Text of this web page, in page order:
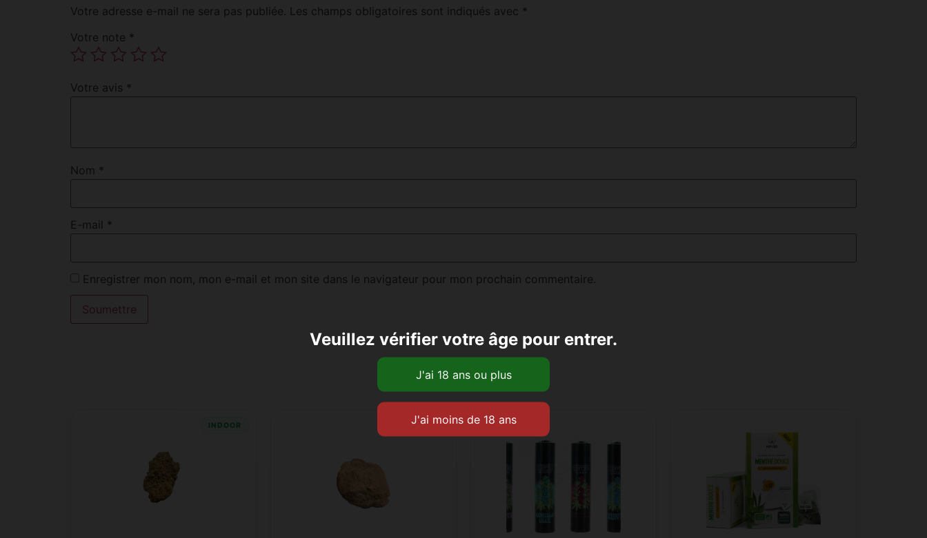
Votre adresse e-mail ne sera pas publiée. Les champs obligatoires sont indiqués avec *
Votre note *
Votre avis *
Nom *
E-mail *
Enregistrer mon nom, mon e-mail et mon site dans le navigateur pour mon prochain commentaire.
Produits similaires
INDOOR
Veuillez vérifier votre âge pour entrer.